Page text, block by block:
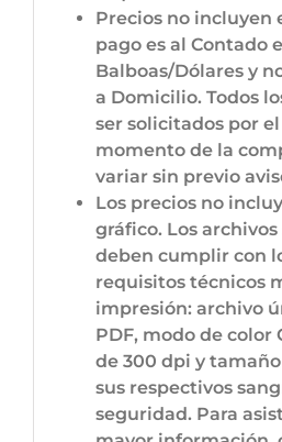
Precios no incluyen
pago es al Contado
Balboas/Dólares y
a Domicilio. Todos
ser solicitados por
momento de la
variar sin previo
Los precios no
gráfico. Los
deben cumplir con
requisitos técnicos
impresión: archivo
PDF, modo de color
de 300 dpi y tamaño
sus respectivos
seguridad. Para